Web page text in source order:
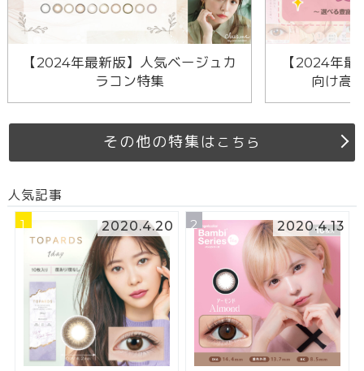
【2024年最新版】人気ベージュカ
ラコン特集
【2024年
向け高
その他の特集は こちら
人気記事
1
2020.4.20 2 2020.4.13